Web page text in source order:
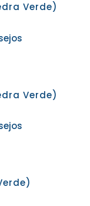
Verde)
Verde)